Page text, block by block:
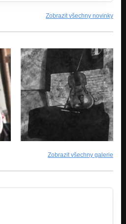
Zobrazit všechny novinky
Zobrazit všechny galerie